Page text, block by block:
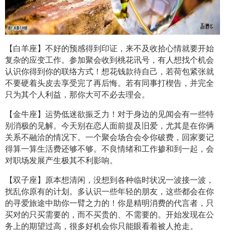
【白羊座】不好的预感得到印证，来不及收拾心情就要开始
复杂的应变工作。参加聚会收到桃花讯号，有人想找个机会
认识你得到你的联络方式！想花钱款待自己，若荷包紧张就
不要硬着头皮去享受完了再后悔。若有同事打楔告，并完全
只为其个人利益，那你大可不必去理会。
【金牛座】运势低迷欲振乏力！对于身边的见闻会有一些特
别消极的见解。今天别在恋人面前提及旧爱，尤其是在你俩
关系不融洽的情况下。一个聚会场合会令你破费，回家要记
得算一算生活费还够不够。不良情绪和工作掺和到一起，会
对职场发展产生极其不利影响。
【双子座】原本想清闲，没想到各种临时状况一波接一波，
扰乱你原有的计划。多认识一些年轻的朋友，这些都会在你
的寻爱旅途中助你一臂之力的！你是精明消费的代言者，只
买对的只买需要的，而不买贵的、不需要的。开始发现在公
务上的期望过高，很多好机会你只能眼看着被人抢走。